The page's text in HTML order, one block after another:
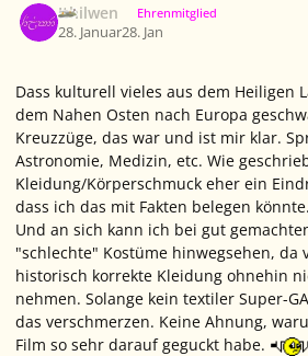
Ithilwen Ehrenmitglied
28. Januar28. Jan
Dass kulturell vieles aus dem Heiligen
dem Nahen Osten nach Europa
Kreuzzüge, das war und ist mir klar.
Astronomie, Medizin, etc. Wie
Kleidung/Körperschmuck eher ein
dass ich das mit Fakten belegen könnte.
Und an sich kann ich bei gut
"schlechte" Kostüme hinwegsehen, da
historisch korrekte Kleidung ohnehin
nehmen. Solange kein textiler Super-
das verschmerzen. Keine Ahnung,
Film so sehr darauf geguckt habe.